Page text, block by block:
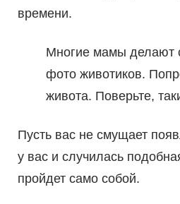
времени.
Многие мамы делают
фото животиков.
живота. Поверьте,
Пусть вас не смущает
у вас и случилась
пройдет само собой.